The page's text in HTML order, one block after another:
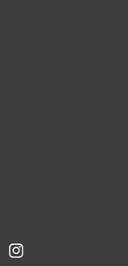
Instagram